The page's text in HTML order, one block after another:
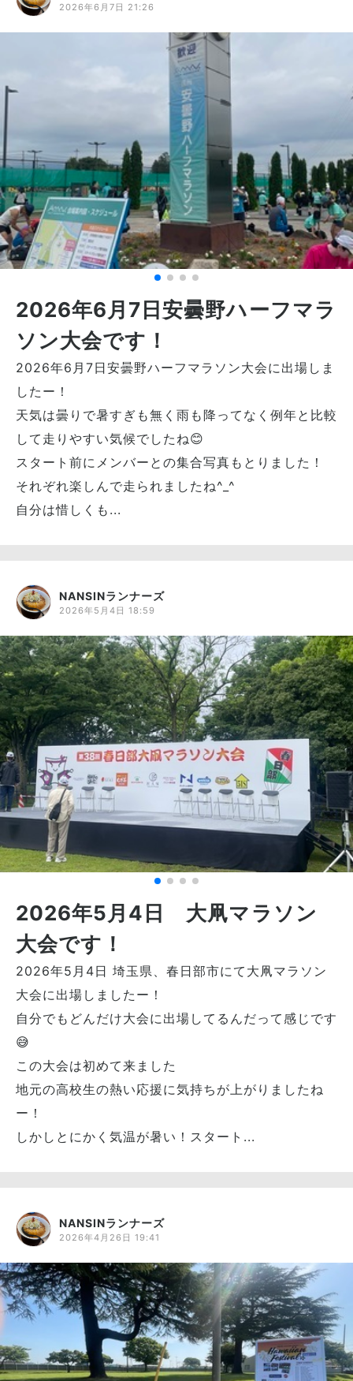
2026年6月7日 21:26
2026年6月7日安曇野ハーフマラ
ソン大会です！
2026年6月7日安曇野ハーフマラソン大会に出場しま
したー！
天気は曇りで暑すぎも無く雨も降ってなく例年と比較
して走りやすい気候でしたね😊
スタート前にメンバーとの集合写真もとりました！
それぞれ楽しんで走られましたね^_^
自分は惜しくも...
NANSINランナーズ
2026年5月4日 18:59
2026年5月4日 大凧マラソン
大会です！
2026年5月4日 埼玉県、春日部市にて大凧マラソン
大会に出場しましたー！
自分でもどんだけ大会に出場してるんだって感じです
😅
この大会は初めて来ました
地元の高校生の熱い応援に気持ちが上がりましたね
ー！
しかしとにかく気温が暑い！スタート...
NANSINランナーズ
2026年4月26日 19:41